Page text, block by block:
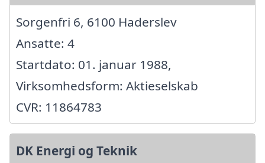
Sorgenfri 6, 6100 Haderslev
Ansatte: 4
Startdato: 01. januar 1988,
Virksomhedsform: Aktieselskab
CVR: 11864783
DK Energi og Teknik